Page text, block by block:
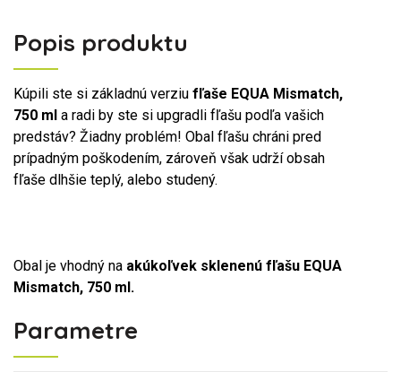
Popis produktu
Kúpili ste si základnú verziu fľaše EQUA Mismatch,
750 ml a radi by ste si upgradli fľašu podľa vašich
predstáv? Žiadny problém! Obal fľašu chráni pred
prípadným poškodením, zároveň však udrží obsah
fľaše dlhšie teplý, alebo studený.
Obal je vhodný na akúkoľvek sklenenú fľašu EQUA
Mismatch, 750 ml.
Parametre